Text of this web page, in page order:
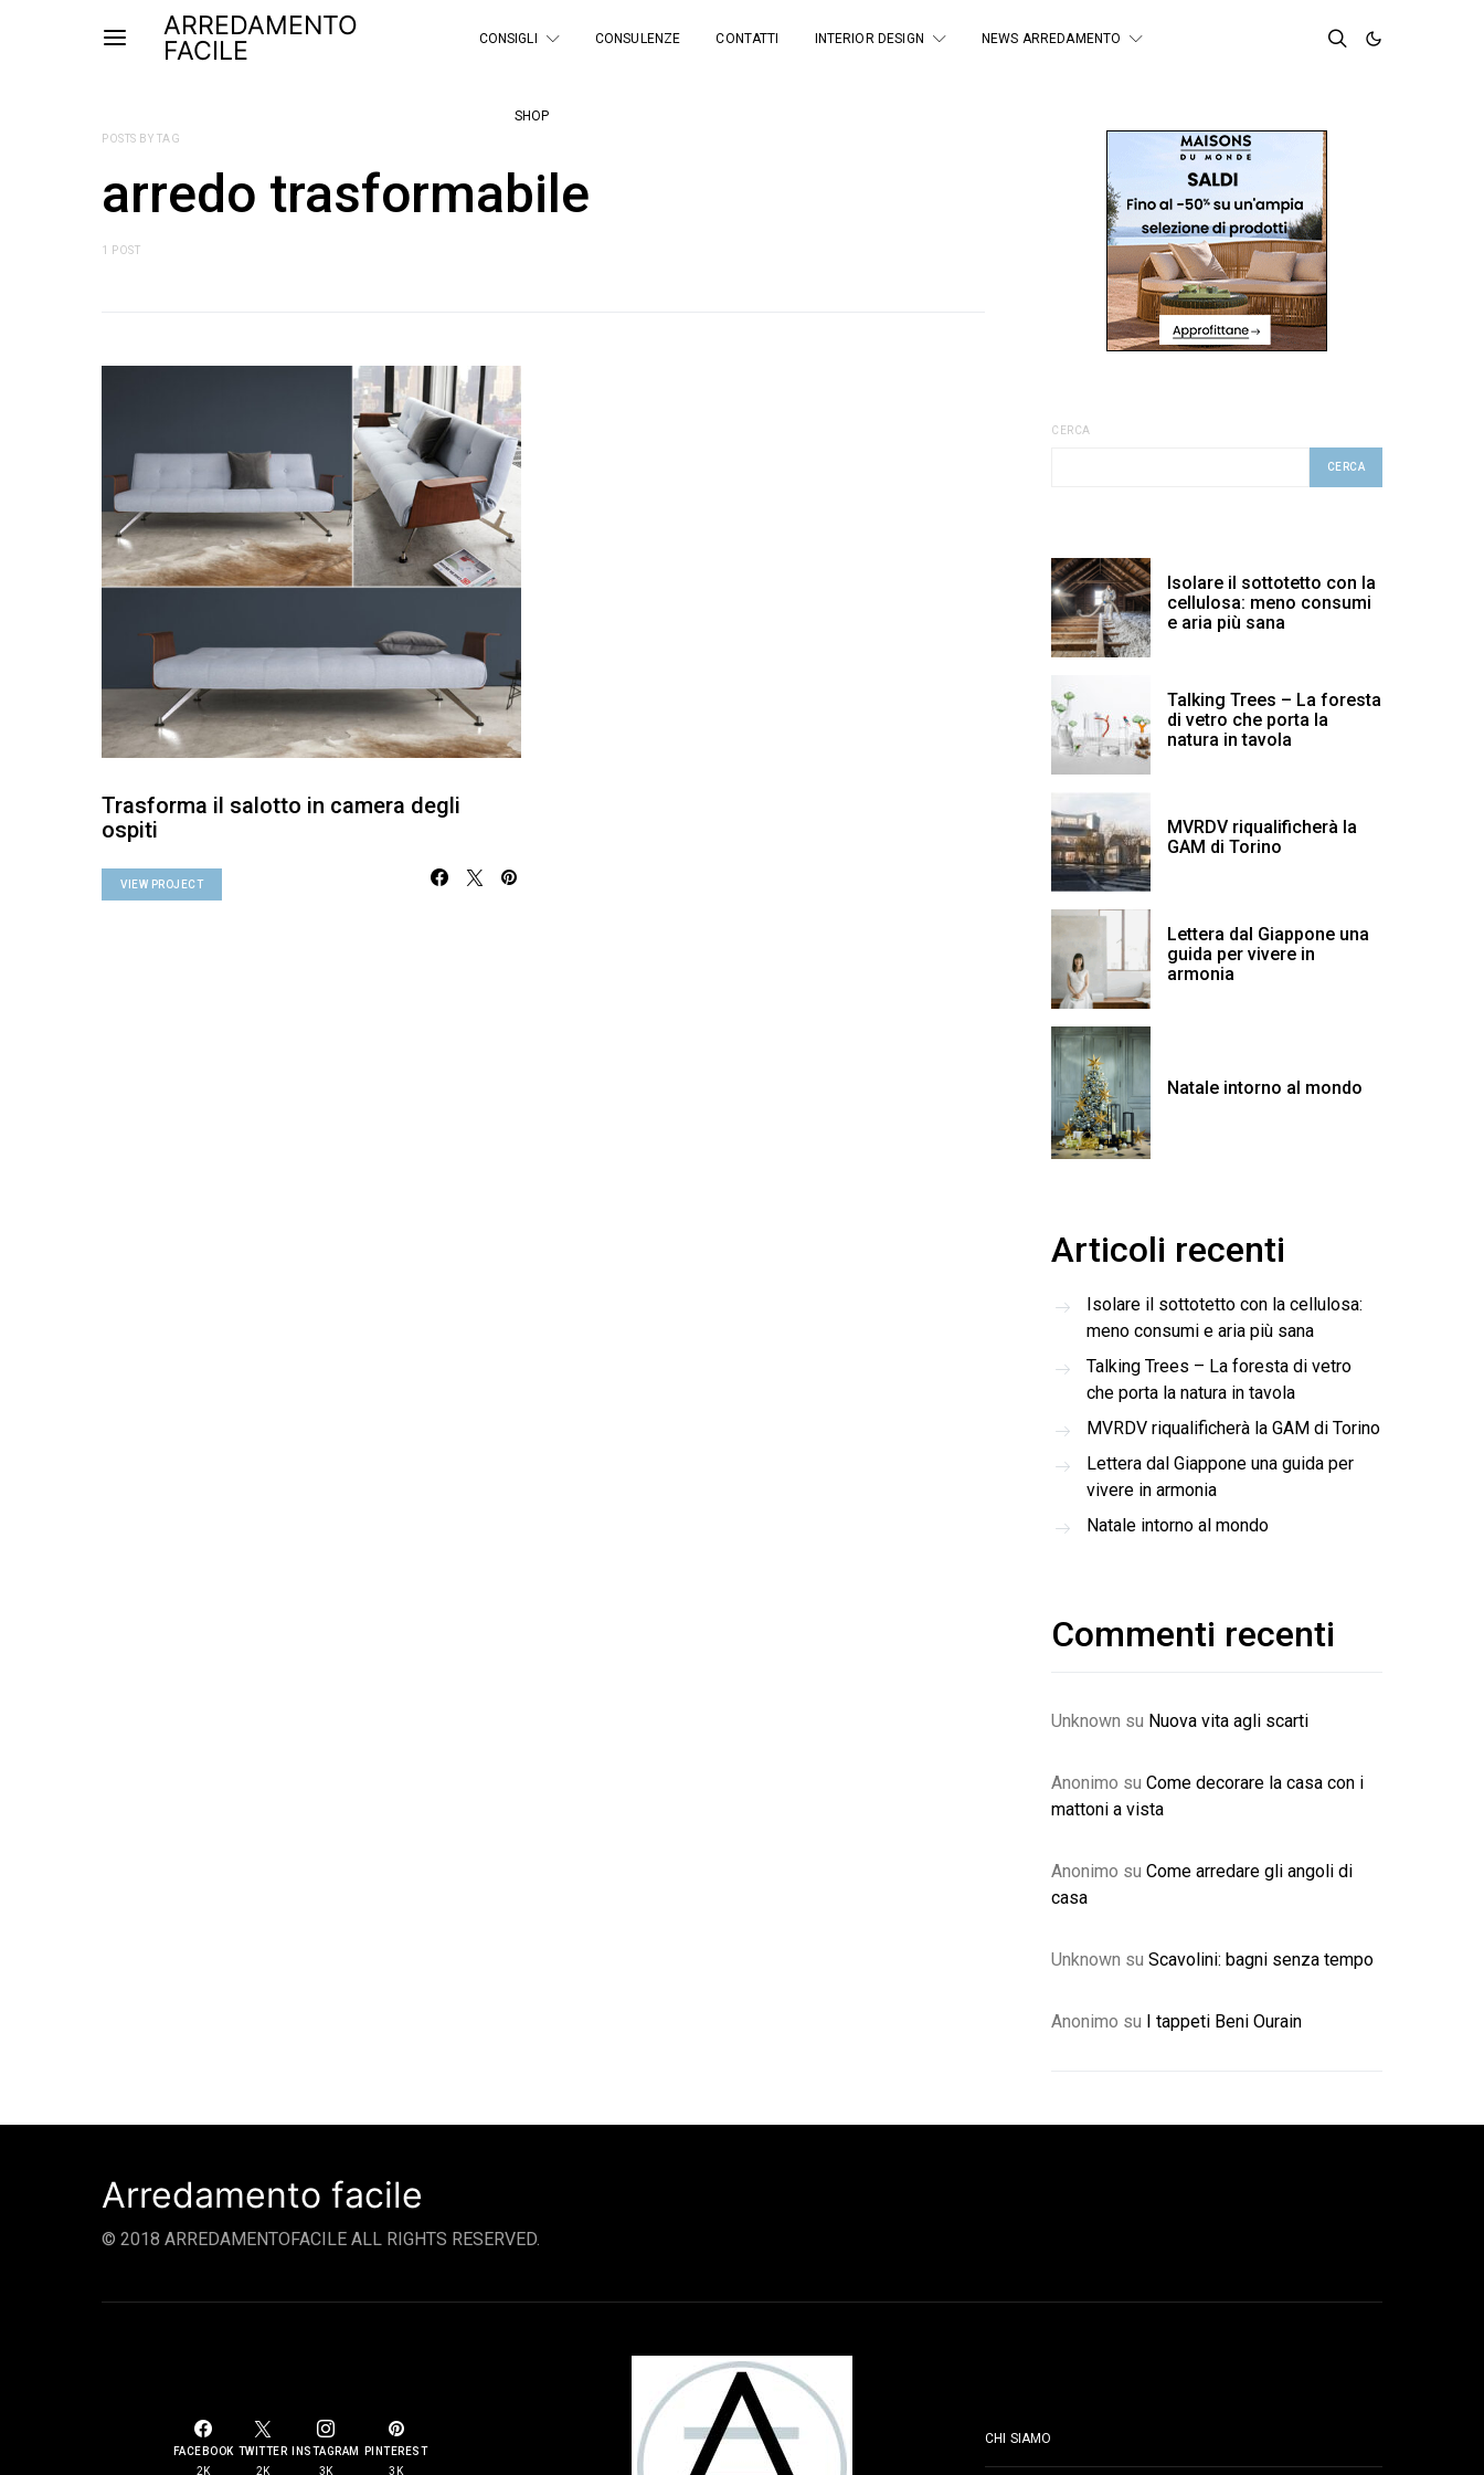
ARREDAMENTO
FACILE
CONSIGLI CONSULENZE CONTATTI INTERIOR DESIGN NEWS ARREDAMENTO
SHOP
POSTS BY TAG
arredo trasformabile
1 POST
Trasforma il salotto in camera degli
ospiti
VIEW PROJECT
CERCA
CERCA
Isolare il sottotetto con la
cellulosa: meno consumi
e aria più sana
Talking Trees – La foresta
di vetro che porta la
natura in tavola
MVRDV riqualificherà la
GAM di Torino
Lettera dal Giappone una
guida per vivere in
armonia
Natale intorno al mondo
Articoli recenti
Isolare il sottotetto con la cellulosa:
meno consumi e aria più sana
Talking Trees – La foresta di vetro
che porta la natura in tavola
MVRDV riqualificherà la GAM di Torino
Lettera dal Giappone una guida per
vivere in armonia
Natale intorno al mondo
Commenti recenti
Unknown su Nuova vita agli scarti
Anonimo su Come decorare la casa con i
mattoni a vista
Anonimo su Come arredare gli angoli di
casa
Unknown su Scavolini: bagni senza tempo
Anonimo su I tappeti Beni Ourain
Arredamento facile
© 2018 ARREDAMENTOFACILE ALL RIGHTS RESERVED.
FACEBOOK
2K
TWITTER
2K
INSTAGRAM
3K
PINTEREST
3K
CHI SIAMO